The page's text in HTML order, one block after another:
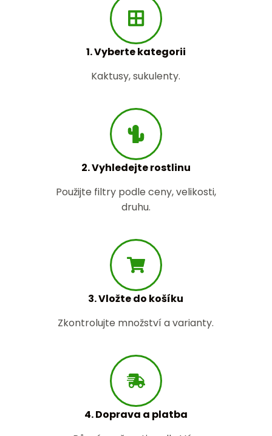
1. Vyberte kategorii
Kaktusy, sukulenty.
2. Vyhledejte rostlinu
Použijte filtry podle ceny, velikosti,
druhu.
3. Vložte do košíku
Zkontrolujte množství a varianty.
4. Doprava a platba